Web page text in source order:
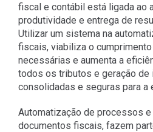
fiscal e contábil está ligada ao
produtividade e entrega de
Utilizar um sistema na
fiscais, viabiliza o
necessárias e aumenta a
todos os tributos e geração de
consolidadas e seguras para a
Automatização de processos
documentos fiscais, fazem